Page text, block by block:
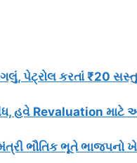
પેટ્રોલ કરતાં ₹20
હવે Revaluation માટે
ભૌતિક ભૂતે ભાજપનો